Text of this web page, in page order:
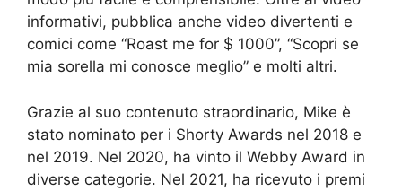
informativi, pubblica anche video divertenti e
comici come “Roast me for $ 1000”, “Scopri se
mia sorella mi conosce meglio” e molti altri.
Grazie al suo contenuto straordinario, Mike è
stato nominato per i Shorty Awards nel 2018 e
nel 2019. Nel 2020, ha vinto il Webby Award in
diverse categorie. Nel 2021, ha ricevuto i premi